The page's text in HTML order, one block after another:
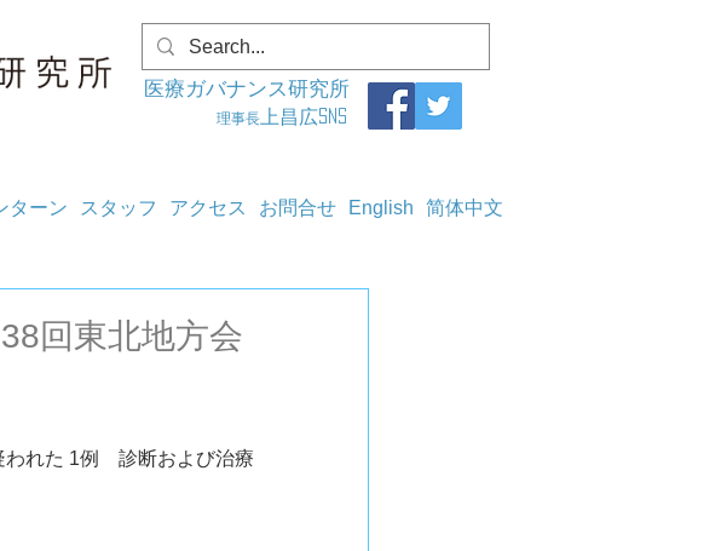
医療ガバナンス研究所
理事長 上昌広SNS
ターン スタッフ アクセス お問合せ English 简体中文
回東北地方会
れた 1例　診断および治療